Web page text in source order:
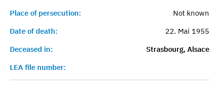
Place of persecution:
Not known
Date of death:
22. Mai 1955
Deceased in:
Strasbourg, Alsace
LEA file number: